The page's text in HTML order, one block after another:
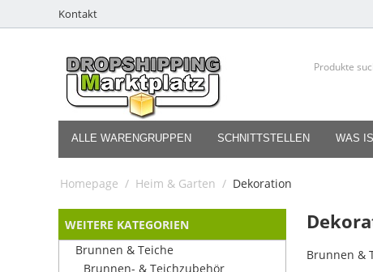
Kontakt
ALLE WARENGRUPPEN SCHNITTSTELLEN WAS
Homepage / Heim & Garten / Dekoration
WEITERE KATEGORIEN
Brunnen & Teiche
Brunnen- & Teichzubehör
Brunnen &